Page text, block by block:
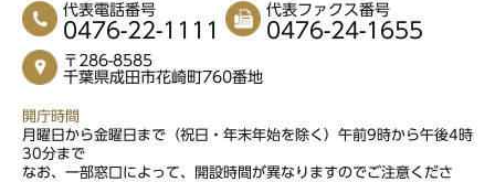
代表電話番号
0476-22-1111
代表ファクス番号
0476-24-1655
〒286-8585
千葉県成田市花崎町760番地
開庁時間
月曜日から金曜日まで（祝日・年末年始を除く）午前9時から午後4時
30分まで
なお、一部窓口によって、開設時間が異なりますのでご注意くださ